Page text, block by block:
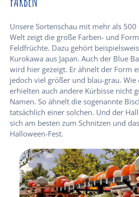
Unsere Sortenschau mit mehr als
Welt zeigt die große Farben- und
Feldfrüchte. Dazu gehört
Kurokawa aus Japan. Auch der Blue
wird hier gezeigt. Er ähnelt der Form
jedoch viel größer und blau-grau. Wie
erhielten auch andere Kürbisse nicht
Namen. So ähnelt die sogenannte
tatsächlich einer solchen. Und der
sich am besten zum Schnitzen und
Halloween-Fest.